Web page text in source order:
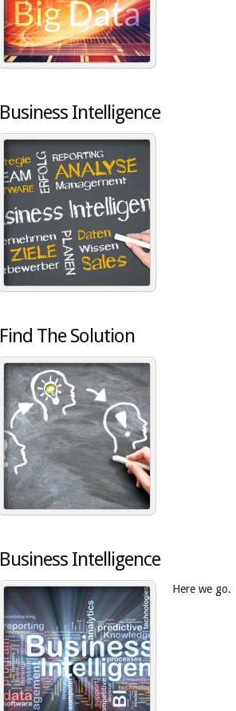
Business Intelligence
Find The Solution
Business Intelligence
Here we go.